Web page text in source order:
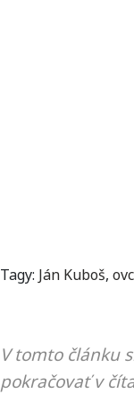
Tagy: Ján Kuboš,
V tomto článku
pokračovať v